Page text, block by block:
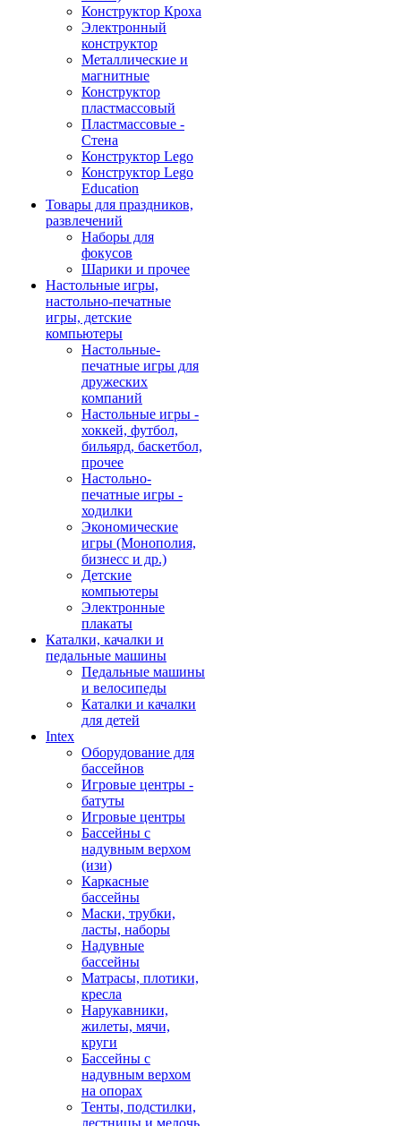
Конструктор Кроха
Электронный
конструктор
Металлические и
магнитные
Конструктор
пластмассовый
Пластмассовые -
Стена
Конструктор Lego
Конструктор Lego
Education
Товары для праздников,
развлечений
Наборы для
фокусов
Шарики и прочее
Настольные игры,
настольно-печатные
игры, детские
компьютеры
Настольные-
печатные игры для
дружеских
компаний
Настольные игры -
хоккей, футбол,
бильярд, баскетбол,
прочее
Настольно-
печатные игры -
ходилки
Экономические
игры (Монополия,
бизнесс и др.)
Детские
компьютеры
Электронные
плакаты
Каталки, качалки и
педальные машины
Педальные машины
и велосипеды
Каталки и качалки
для детей
Intex
Оборудование для
бассейнов
Игровые центры -
батуты
Игровые центры
Бассейны с
надувным верхом
(изи)
Каркасные
бассейны
Маски, трубки,
ласты, наборы
Надувные
бассейны
Матрасы, плотики,
кресла
Нарукавники,
жилеты, мячи,
круги
Бассейны с
надувным верхом
на опорах
Тенты, подстилки,
лестницы и мелочь